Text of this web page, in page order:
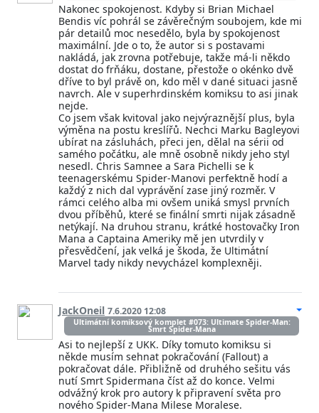
Nakonec spokojenost. Kdyby si Brian Michael
Bendis víc pohrál se závěrečným soubojem, kde mi
pár detailů moc nesedělo, byla by spokojenost
maximální. Jde o to, že autor si s postavami
nakládá, jak zrovna potřebuje, takže má-li někdo
dostat do frňáku, dostane, přestože o okénko dvě
dříve to byl právě on, kdo měl v dané situaci jasně
navrch. Ale v superhrdinském komiksu to asi jinak
nejde.
Co jsem však kvitoval jako nejvýraznější plus, byla
výměna na postu kreslířů. Nechci Marku Bagleyovi
ubírat na zásluhách, přeci jen, dělal na sérii od
samého počátku, ale mně osobně nikdy jeho styl
nesedl. Chris Samnee a Sara Pichelli se k
teenagerskému Spider-Manovi perfektně hodí a
každý z nich dal vyprávění zase jiný rozměr. V
rámci celého alba mi ovšem uniká smysl prvních
dvou příběhů, které se finální smrti nijak zásadně
netýkají. Na druhou stranu, krátké hostovačky Iron
Mana a Captaina Ameriky mě jen utvrdily v
přesvědčení, jak velká je škoda, že Ultimátní
Marvel tady nikdy nevycházel komplexněji.
JackOneil 7.6.2020 12:08
Ultimátní komiksový komplet #073: Ultimate Spider-Man:
Smrt Spider-Mana
Asi to nejlepší z UKK. Díky tomuto komiksu si
někde musím sehnat pokračování (Fallout) a
pokračovat dále. Přibližně od druhého sešitu vás
nutí Smrt Spidermana číst až do konce. Velmi
odvážný krok pro autory k připravení světa pro
nového Spider-Mana Milese Moralese.